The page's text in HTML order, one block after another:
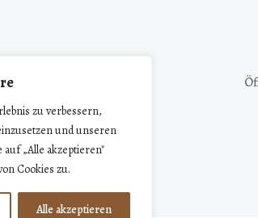
zu verbessern,
und unseren
„Alle akzeptieren"
Cookies zu.
Alle akzeptieren